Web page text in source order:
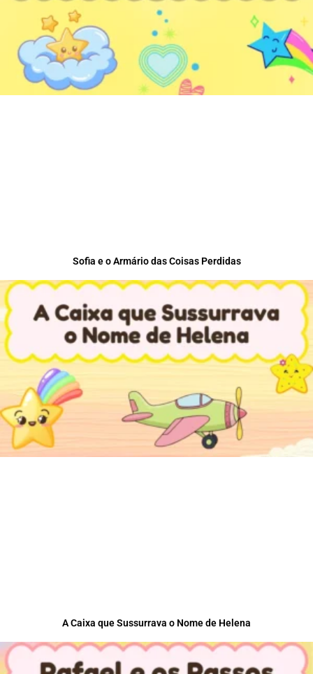
Sofia e o Armário das Coisas Perdidas
A Caixa que Sussurrava o Nome de Helena